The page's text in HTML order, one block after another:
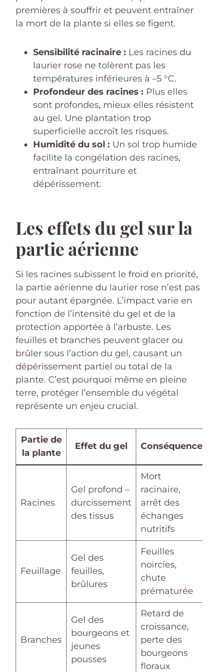
premières à souffrir et peuvent entraîner
la mort de la plante si elles se figent.
Sensibilité racinaire : Les racines du
laurier rose ne tolèrent pas les
températures inférieures à –5 °C.
Profondeur des racines : Plus elles
sont profondes, mieux elles résistent
au gel. Une plantation trop
superficielle accroît les risques.
Humidité du sol : Un sol trop humide
facilite la congélation des racines,
entraînant pourriture et
dépérissement.
Les effets du gel sur la
partie aérienne
Si les racines subissent le froid en priorité,
la partie aérienne du laurier rose n’est pas
pour autant épargnée. L’impact varie en
fonction de l’intensité du gel et de la
protection apportée à l’arbuste. Les
feuilles et branches peuvent glacer ou
brûler sous l’action du gel, causant un
dépérissement partiel ou total de la
plante. C’est pourquoi même en pleine
terre, protéger l’ensemble du végétal
représente un enjeu crucial.
Partie de
la plante
Effet du gel Conséquence
Racines
Gel profond –
durcissement
des tissus
Mort
racinaire,
arrêt des
échanges
nutritifs
Feuillage
Gel des
feuilles,
brûlures
Feuilles
noircies,
chute
prématurée
Branches
Gel des
bourgeons et
jeunes
pousses
Retard de
croissance,
perte des
bourgeons
floraux